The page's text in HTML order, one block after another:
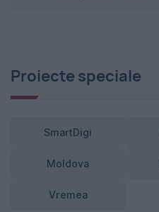
Proiecte speciale
SmartDigi
Moldova
Vremea